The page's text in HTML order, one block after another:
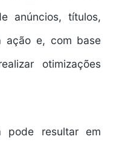
anúncios, títulos,
ação e, com base
otimizações
pode resultar em